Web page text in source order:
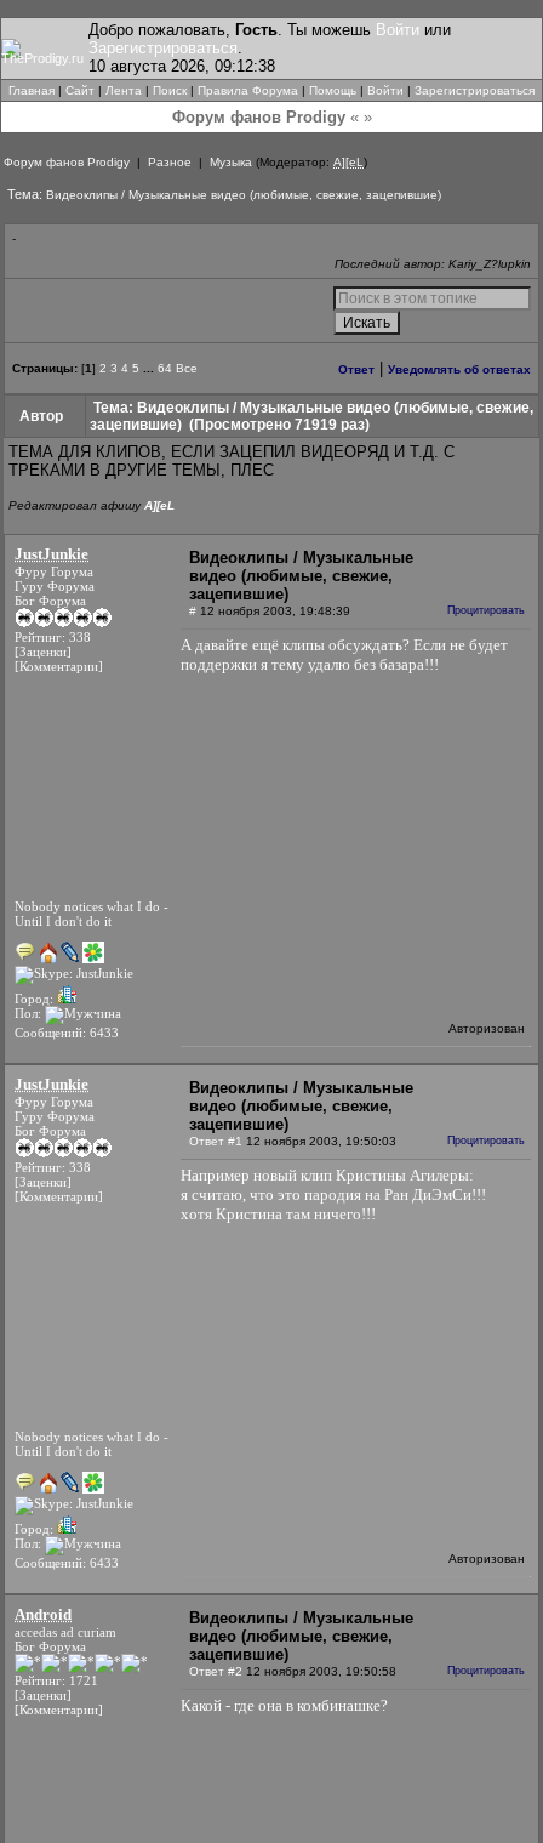
Добро пожаловать, Гость. Ты можешь Войти или
Зарегистрироваться.
10 августа 2026, 09:12:38
Главная | Сайт | Лента | Поиск | Правила Форума | Помощь | Войти | Зарегистрироваться
Форум фанов Prodigy« »
Форум фанов Prodigy | Разное | Музыка (Модератор: A][eL )
Тема: Видеоклипы / Музыкальные видео (любимые, свежие, зацепившие)
-
Последний автор: Kariy_Z?lupkin
Страницы: [1] 2 3 4 5 64 Все Ответ Уведомлять об ответах
Автор
Тема: Видеоклипы / Музыкальные видео (любимые, свежие,
зацепившие) (Просмотрено 71919 раз)
ТЕМА ДЛЯ КЛИПОВ, ЕСЛИ ЗАЦЕПИЛ ВИДЕОРЯД И Т.Д. С
ТРЕКАМИ В ДРУГИЕ ТЕМЫ, ПЛЕС
Редактировал афишуA][eL
JustJunkie
Фуру Горума
Гуру Форума
Бог Форума
Рейтинг: 338
[Заценки]
[Комментарии]
Nobody notices what I do -
Until I don't do it
Город:
Пол:
Сообщений: 6433
Видеоклипы / Музыкальные
видео (любимые, свежие,
зацепившие)
# 12 ноября 2003, 19:48:39 Процитировать
А давайте ещё клипы обсуждать? Если не будет
поддержки я тему удалю без базара!!!
Авторизован
JustJunkie
Фуру Горума
Гуру Форума
Бог Форума
Рейтинг: 338
[Заценки]
[Комментарии]
Nobody notices what I do -
Until I don't do it
Город:
Пол:
Сообщений: 6433
Видеоклипы / Музыкальные
видео (любимые, свежие,
зацепившие)
Ответ #1 12 ноября 2003, 19:50:03 Процитировать
Например новый клип Кристины Агилеры:
я считаю, что это пародия на Ран ДиЭмСи!!!
хотя Кристина там ничего!!!
Авторизован
Android
accedas ad curiam
Бог Форума
Рейтинг: 1721
[Заценки]
[Комментарии]
Видеоклипы / Музыкальные
видео (любимые, свежие,
зацепившие)
Ответ #2 12 ноября 2003, 19:50:58 Процитировать
Какой - где она в комбинашке?